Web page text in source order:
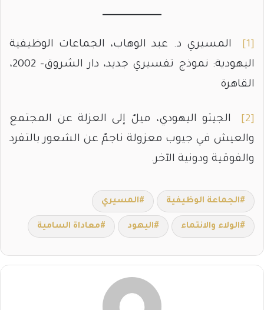
المسيري د. عبد الوهاب، الجماعات الوظيفية
اليهودية: نموذج تفسيري جديد، دار الشروق- 2002،
القاهرة
الجيتو اليهودي، ميلٌ إلى العزلة عن المجتمع
والعيش في جيوب معزولة ناجمٌ عن الشعور بالتفرد
والفوقية ودونية الآخر.
الجماعة الوظيفية المسيري
الولاء والانتماء اليهود معاداة السامية